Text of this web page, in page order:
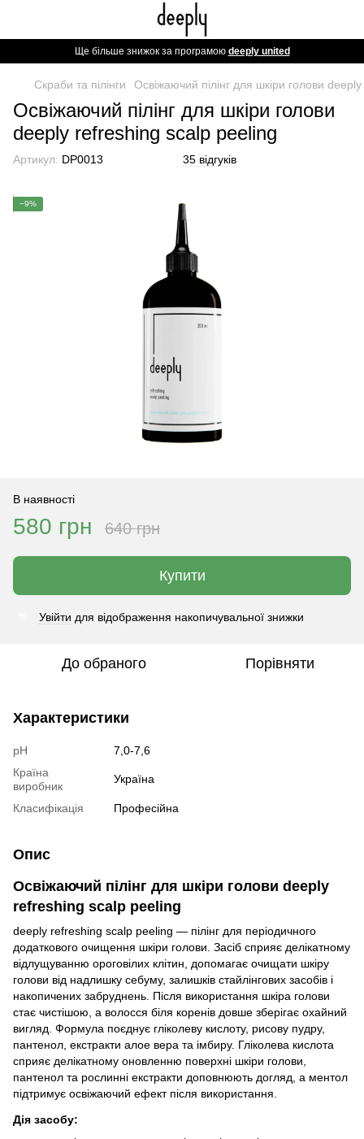
Ще більше знижок за програмою deeply united
Скраби та пілінги Освіжаючий пілінг для шкіри голови
Освіжаючий пілінг для шкіри голови
deeply refreshing scalp peeling
Артикул: DP0013 35 відгуків
−9%
В наявності
580 грн 640 грн
Купити
Увійти для відображення накопичувальної знижки
До обраного Порівняти
Характеристики
pH
7,0-7,6
Країна
виробник
Україна
Класифікація Професійна
Опис
Освіжаючий пілінг для шкіри голови deeply
refreshing scalp peeling
deeply refreshing scalp peeling — пілінг для періодичного
додаткового очищення шкіри голови. Засіб сприяє делікатному
відлущуванню ороговілих клітин, допомагає очищати шкіру
голови від надлишку себуму, залишків стайлінгових засобів і
накопичених забруднень Після використання шкіра голови
стає чистішою, а волосся біля коренів довше зберігає охайний
вигляд. Формула поєднує гліколеву кислоту, рисову пудру,
пантенол, екстракти алое вера та імбиру. Гліколева кислота
сприяє делікатному оновленню поверхні шкіри голови,
пантенол та рослинні екстракти доповнюють догляд, а ментол
підтримує освіжаючий ефект після використання.
Дія засобу: